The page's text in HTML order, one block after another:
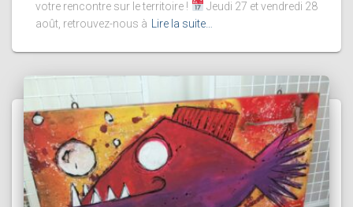
votre rencontre sur le territoire !
Jeudi 27 et vendredi 28
août, retrouvez-nous à
Lire la suite…